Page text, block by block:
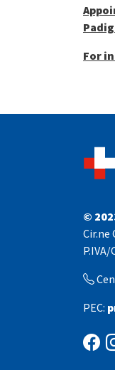
For
©
Cir.ne
P.IVA/
PEC: